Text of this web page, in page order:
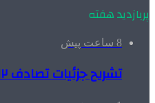
پربازدید هفته
8 ساعت پیش
تشریح جزئیات تصادف ۱۲ خودرو با ۱۹ مصدوم